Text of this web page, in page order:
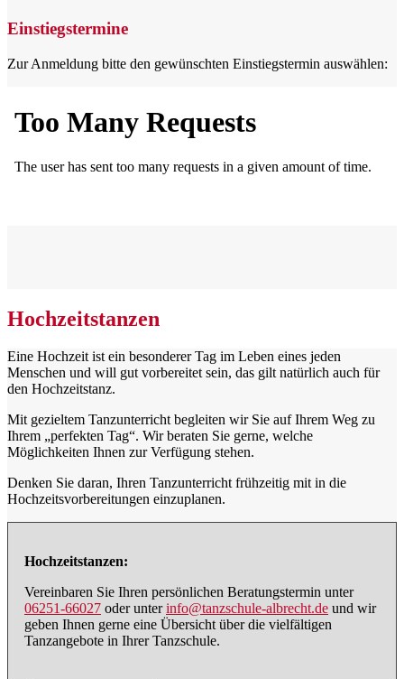
Einstiegstermine
Zur Anmeldung bitte den gewünschten Einstiegstermin auswählen:
Hochzeitstanzen
Eine Hochzeit ist ein besonderer Tag im Leben eines jeden
Menschen und will gut vorbereitet sein, das gilt natürlich auch für
den Hochzeitstanz.
Mit gezieltem Tanzunterricht begleiten wir Sie auf Ihrem Weg zu
Ihrem „perfekten Tag“. Wir beraten Sie gerne, welche
Möglichkeiten Ihnen zur Verfügung stehen.
Denken Sie daran, Ihren Tanzunterricht frühzeitig mit in die
Hochzeitsvorbereitungen einzuplanen.
Hochzeitstanzen:
Vereinbaren Sie Ihren persönlichen Beratungstermin unter
06251-66027 oder unterinfo@tanzschule-albrecht.de und wir
geben Ihnen gerne eine Übersicht über die vielfältigen
Tanzangebote in Ihrer Tanzschule.